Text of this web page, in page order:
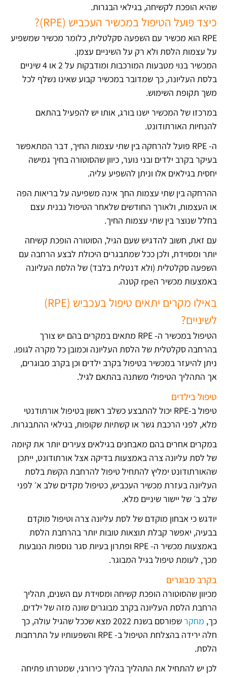
שהיא הופכת לקשיחה, בגילאי הבגרות.
כיצד פועל הטיפול במכשיר העכביש (RPE)?
RPE הוא מכשיר עם השפעה סקלטלית, כלומר מכשיר שמשפיע
על עצמות הלסת ולא רק על השיניים עצמן.
המכשיר בנוי מטבעות המורכבות ומודבקות על 2 או 4 שיניים
בלסת העליונה, כך שמדובר במכשיר קבוע שאינו נשלף לכל
משך תקופת השימוש.
במרכזו של המכשיר ישנו בורג, אותו יש להפעיל בהתאם
להנחיות האורתודונט.
ה- RPE פועל להרחקה בין שתי עצמות החיך, דבר המתאפשר
בעיקר בקרב ילדים ובני נוער, כיוון שהסוטורה בחיך גמישה
יחסית בגילאים אלו וניתן להשפיע עליה.
ההרחקה בין שתי עצמות החך אינה משפיעה על בריאות הפה
או העצמות, ולאורך החודשים שלאחר הטיפול נבנית עצם
בחלל שנוצר בין שתי עצמות החיך.
עם זאת, חשוב להדגיש שעם הגיל, הסוטורה הופכת קשיחה
יותר ומסוידת, ולכן ככל שמתבגרים היכולת לבצע הרחבה עם
השפעה סקלטלית (ולא דנטלית בלבד) של הלסת העליונה
באמצעות מכשיר הrpe קטנה.
באילו מקרים יתאים טיפול בעכביש (RPE)
לשיניים?
הטיפול במכשיר ה- RPE מתאים במקרים בהם יש צורך
בהרחבה סקלטלית של הלסת העליונה וכמובן כל מקרה לגופו.
ניתן להיעזר במכשיר בטיפול בקרב ילדים וכן בקרב מבוגרים,
אך התהליך הטיפולי משתנה בהתאם לגיל.
טיפול בילדים
טיפול ב-RPE יכול להתבצע כשלב ראשון בטיפול אורתודנטי
מלא, לפני הרכבת גשר או קשתיות שקופות, בגילאי ההתבגרות.
במקרים אחרים בהם מאבחנים בגילאים צעירים יותר את קיומה
של לסת עליונה צרה באמצעות בדיקה אצל אורתודונט, ייתכן
שהאורתודונט ימליץ להתחיל טיפול להרחבת הקשת בלסת
העליונה בעזרת מכשיר העכביש, כטיפול מקדים שלב א׳ לפני
שלב ב׳ של יישור שיניים מלא.
יודגש כי אבחון מוקדם של לסת עליונה צרה וטיפול מוקדם
בבעיה, יאפשר קבלת תוצאות טובות יותר בהרחבת הלסת
באמצעות מכשיר ה- RPE ופתרון בעיות סגר נוספות הנובעות
מכך, לעומת טיפול בגיל המבוגר.
בקרב מבוגרים
מכיוון שהסוטורה הופכת קשיחה ומסוידת עם השנים, תהליך
הרחבת הלסת העליונה בקרב מבוגרים שונה מזה של ילדים.
כך, מחקר
שפורסם בשנת 2022 מצא שככל שהגיל עולה, כך
חלה ירידה בהצלחת הטיפול ב- RPE והשפעותיו על התרחבות
הלסת.
לכן יש להתחיל את התהליך בהליך כירורגי, שמטרתו פתיחה